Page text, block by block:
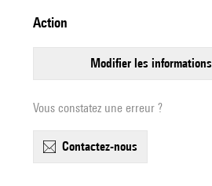
action
modifier les informations
Vous constatez une erreur ?
contactez-nous